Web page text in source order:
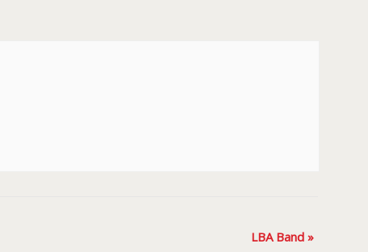
LBA Band »